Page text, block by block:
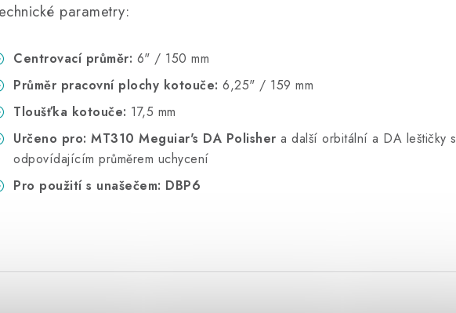
parametry:
Centrovací průměr: 6" / 150 mm
Průměr pracovní plochy kotouče: 6,25" / 159 mm
Tloušťka kotouče: 17,5 mm
Určeno pro: MT310 Meguiar's DA Polisher a další orbitální a DA leštičky s
odpovídajícím průměrem uchycení
Pro použití s unašečem: DBP6